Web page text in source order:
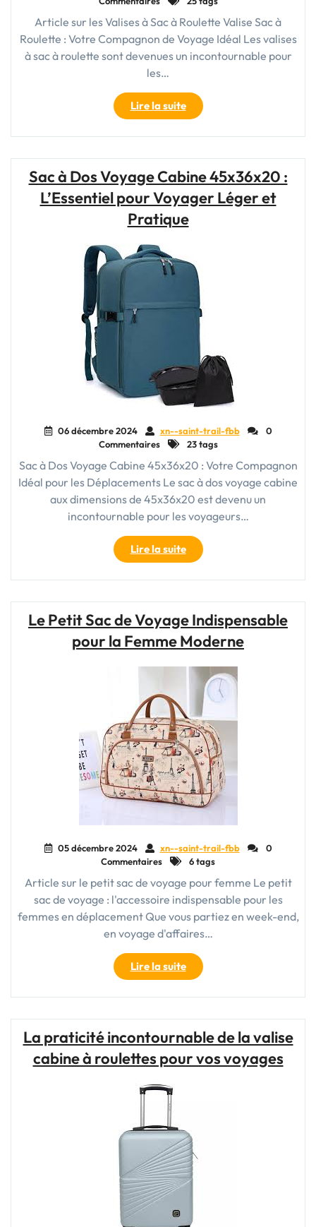
Article sur les Valises à Sac à Roulette Valise Sac à
Roulette : Votre Compagnon de Voyage Idéal Les valises
à sac à roulette sont devenues un incontournable pour
les…
Lire la suite"La
Praticité
de
à
Sac
à
Roulette
Votre
Compagnon
Voyage
Idéal"
Sac à Dos Voyage Cabine 45x36x20 :
L’Essentiel pour Voyager Léger et
Pratique
06 décembre 2024 xn--saint-trail-fbb
0
Commentaires
23 tags
Sac à Dos Voyage Cabine 45x36x20 : Votre Compagnon
Idéal pour les Déplacements Le sac à dos voyage cabine
aux dimensions de 45x36x20 est devenu un
incontournable pour les voyageurs…
Lire la suite"Sac
à
Dos
45x36x20
:
Voyager
Léger
et
Pratique"
Le Petit Sac de Voyage Indispensable
pour la Femme Moderne
05 décembre 2024 xn--saint-trail-fbb
0
Commentaires
6 tags
Article sur le petit sac de voyage pour femme Le petit
sac de voyage : l'accessoire indispensable pour les
femmes en déplacement Que vous partiez en week-end,
en voyage d'affaires…
Lire la suite"Le
Petit
Sac
Indispensable
pour
La praticité incontournable de la valise
cabine à roulettes pour vos voyages